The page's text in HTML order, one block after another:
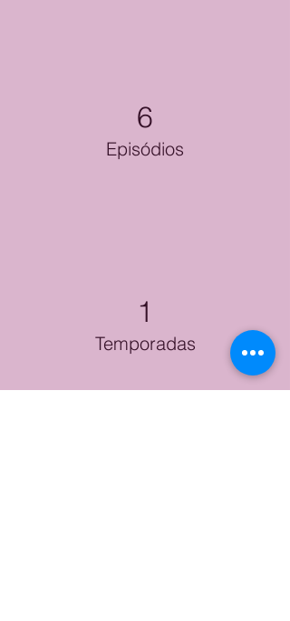
6
Episódios
1
Temporadas